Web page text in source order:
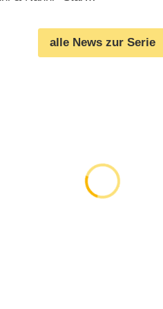
alle News zur Serie